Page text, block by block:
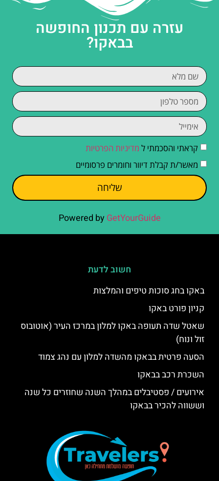
עזרה עם תכנון החופשה
בבאקו?
קראתי והסכמתי ל מדיניות הפרטיות
מאשר/ת קבלת דיוור וחומרים פרסומיים
שליחה
Powered by GetYourGuide
חשוב לדעת
באקו בחג סוכות טיפים והמלצות
קניון פורט באקו
שאטל שדה תעופה באקו למלון במרכז העיר (אוטובוס
זול ונוח)
הסעה פרטית בבאקו מהשדה למלון עם נהג צמוד
השכרת רכב בבאקו
אירועים / פסטיבלים במהלך השנה שחוזרים כל שנה
וששווה להכיר בבאקו